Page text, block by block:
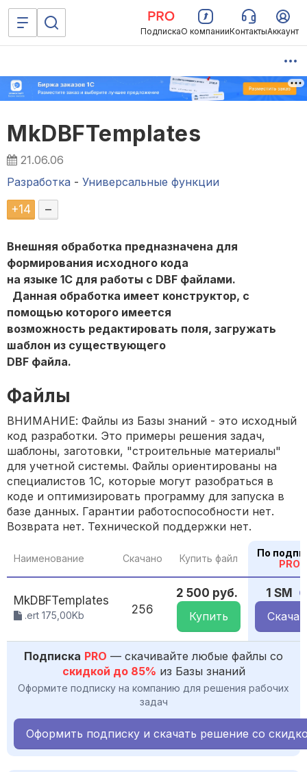
ПодпискаО компанииКонтактыАккаунт
MkDBFTemplates
21.06.06
Разработка - Универсальные функции
+14 –
Внешняя обработка предназначена для
формирования исходного кода
на языке 1С для работы с DBF файлами.
Данная обработка имеет конструктор, с
помощью которого имеется
возможность редактировать поля, загружать
шаблон из существующего
DBF файла.
Файлы
ВНИМАНИЕ: Файлы из Базы знаний - это исходный
код разработки. Это примеры решения задач,
шаблоны, заготовки, "строительные материалы"
для учетной системы. Файлы ориентированы на
специалистов 1С, которые могут разобраться в
коде и оптимизировать программу для запуска в
базе данных. Гарантии работоспособности нет.
Возврата нет. Технической поддержки нет.
Наименование Скачано Купить файл
По
PRO
MkDBFTemplates
.ert 175,00Kb 256
2 500 руб.
Купить
1 SM
Подписка PRO — скачивайте любые файлы со
скидкой до 85% из Базы знаний
Оформите подписку на компанию для решения рабочих
задач
Оформить подписку и скачать решение со